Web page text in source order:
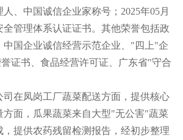
、中国诚信企业家称号；2025年05月
全管理体系认证证书。其他荣誉包括政
中国企业诚信经营示范企业、"四上"企
证书、食品经营许可证、广东省"守合
司在凤岗工厂蔬菜配送方面，提供核心
方面，瓜果蔬菜来自大型"无公害"蔬菜
，提供农药残留检测报告，经初步整理